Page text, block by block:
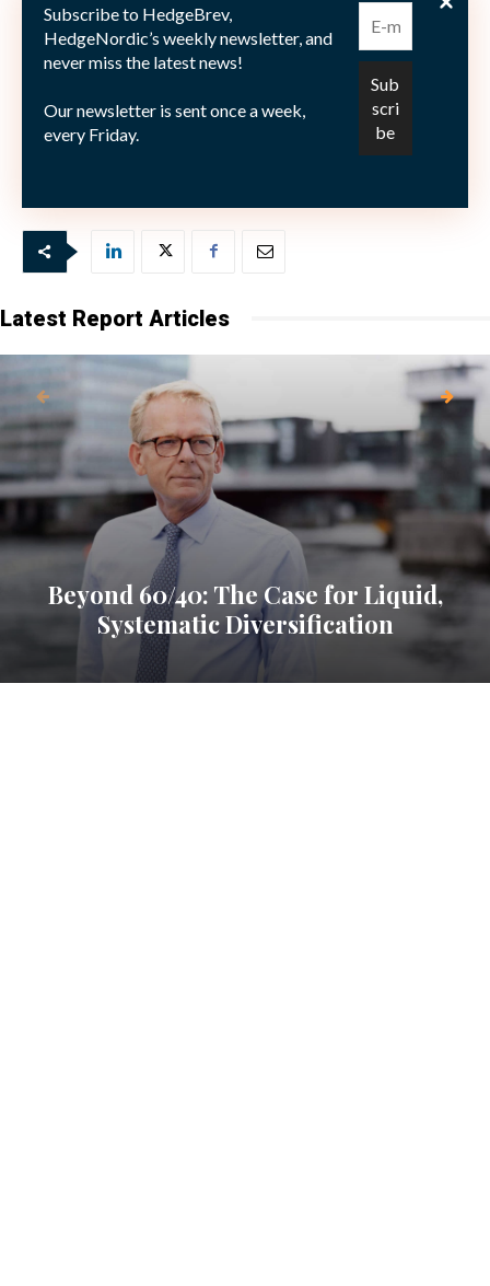
Microsofts sista rad men ökar sannolikheten för att ta
marknadsandelar av den mobila
operativsystemmarknaden som blir viktigare när vi
konsumenter blir mer mobila.”
Subscribe to HedgeBrev,
HedgeNordic’s weekly newsletter, and
never miss the latest news!
Our newsletter is sent once a week,
every Friday.
Latest Report Articles
Beyond 60/40: The Case for Liquid,
Systematic Diversification